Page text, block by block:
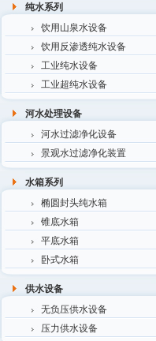
纯水系列
饮用山泉水设备
饮用反渗透纯水设备
工业纯水设备
工业超纯水设备
河水处理设备
河水过滤净化设备
景观水过滤净化装置
水箱系列
椭圆封头纯水箱
锥底水箱
平底水箱
卧式水箱
供水设备
无负压供水设备
压力供水设备